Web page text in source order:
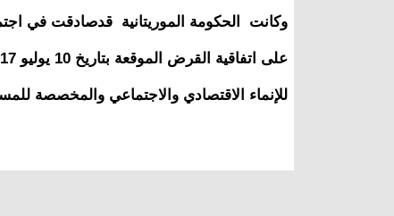
وكانت الحكومة الموريتانية قدصادقت في
للإنماء الاقتصادي والاجتماعي والمخصصة